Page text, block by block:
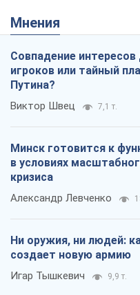
Мнения
Совпадение интересов
игроков или тайный
Путина?
Виктор Швец 7,1 т.
Минск готовится к
в условиях
кризиса
Александр Левченко
Ни оружия, ни людей:
создает новую армию
Игар Тышкевич 9,9 т.